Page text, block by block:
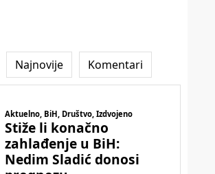
Najnovije Komentari